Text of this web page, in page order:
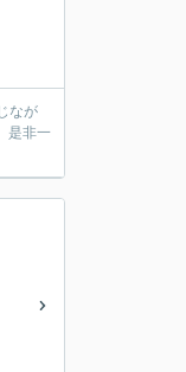
なが
是非一